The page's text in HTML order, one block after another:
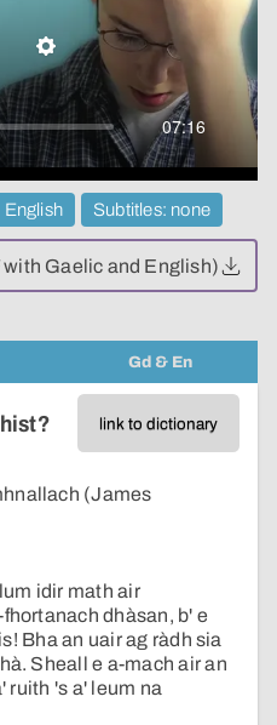
07:16
Settings
English Subtitles: none
Gaelic and English)
Gd & En
link to dictionary
(James
idir math air
dhàsan, b' e
Bha an uair ag ràdh sia
Sheall e a-mach air an
ruith 's a' leum na